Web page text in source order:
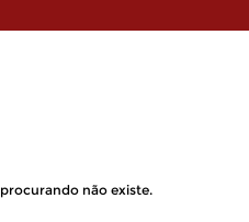
não existe.